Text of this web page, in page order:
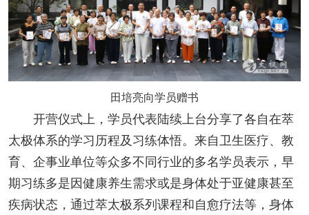
田培亮向学员赠书
开营仪式上， 学员代表陆续上台分享了各自在萃
太极体系的学习历程及习练体悟。来自卫生医疗、教
育、企事业单位等众多不同行业的多名学员表示，早
期习练多是因健康养生需求或是身体处于亚健康甚至
疾病状态，通过萃太极系列课程和自愈疗法等，身体